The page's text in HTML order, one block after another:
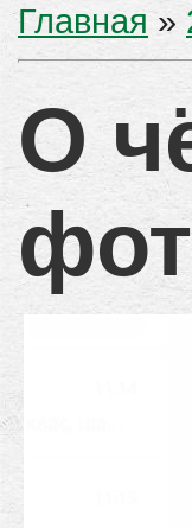
Главная »
О